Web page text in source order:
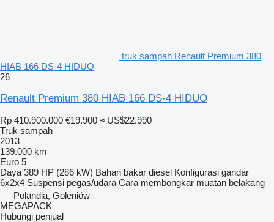
truk sampah Renault Premium 380
HIAB 166 DS-4 HIDUO
26
Renault Premium 380 HIAB 166 DS-4 HIDUO
Rp 410.900.000 €19.900 ≈ US$22.990
Truk sampah
2013
139.000 km
Euro 5
Daya 389 HP (286 kW) Bahan bakar diesel Konfigurasi gandar
6x2x4 Suspensi pegas/udara Cara membongkar muatan belakang
Polandia, Goleniów
MEGAPACK
Hubungi penjual